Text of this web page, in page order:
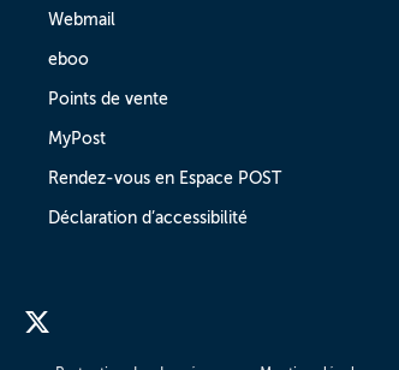
Webmail
eboo
Points de vente
MyPost
Rendez-vous en Espace POST
Déclaration d’accessibilité